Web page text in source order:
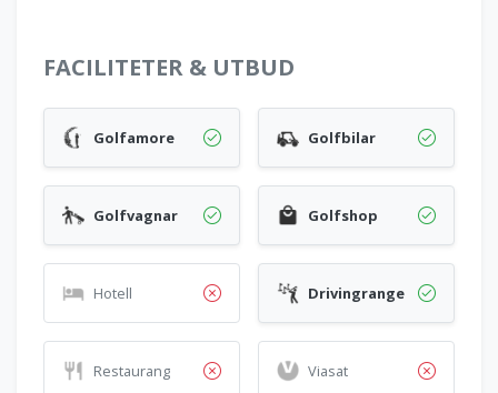
FACILITETER & UTBUD
Golfamore Golfbilar
Golfvagnar Golfshop
Hotell Drivingrange
Restaurang Viasat